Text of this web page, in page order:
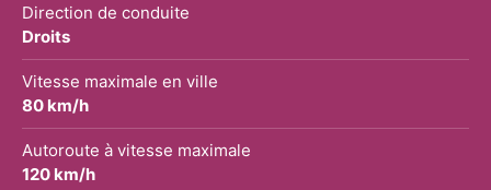
Direction de conduite
Droits
Vitesse maximale en ville
80 km/h
Autoroute à vitesse maximale
120 km/h